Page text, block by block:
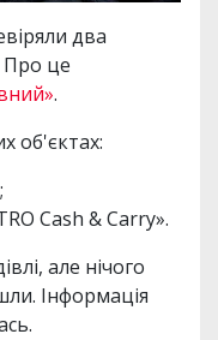
два
Про це
.
об'єктах:
Cash & Carry».
але нічого
Інформація